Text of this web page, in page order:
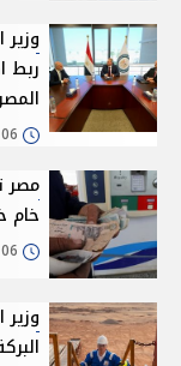
ربط
خام